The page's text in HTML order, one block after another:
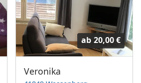
ab 20,00 €
Veronika